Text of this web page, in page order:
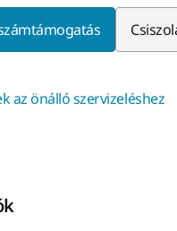
az önálló szervizeléshez